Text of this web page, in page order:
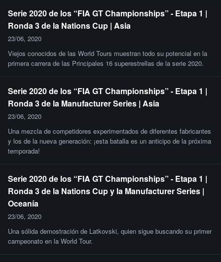
Serie 2020 de los “FIA GT Championships” - Etapa 1 |
Ronda 3 de la Nations Cup | Asia
23/06, 2020
Viejos conocidos de las World Tours muestran todo su potencial en la
primera carrera de las Principales 16 superestrellas de la serie 2020.
Serie 2020 de los “FIA GT Championships” - Etapa 1 |
Ronda 3 de la Manufacturer Series | Asia
23/06, 2020
Una mezcla de competidores experimentados de diferentes fabricantes
y los de la nueva generación: ¡esta batalla es un anticipo de la próxima
temporada!
Serie 2020 de los “FIA GT Championships” - Etapa 1 |
Ronda 3 de la Nations Cup y la Manufacturer Series |
Oceanía
23/06, 2020
Una sólida demostración de Latkovski, quien sigue buscando su primer
campeonato en la World Tour.